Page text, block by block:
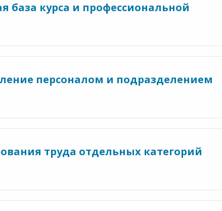
база курса и профессиональной
персоналом и подразделением
труда отдельных категорий